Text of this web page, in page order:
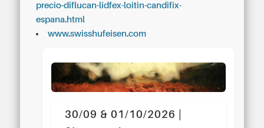
precio-diflucan-lidfex-loitin-candifix-
espana.html
www.swisshufeisen.com
30/09 & 01/10/2026 |